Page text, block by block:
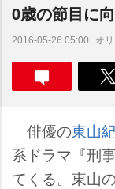
0歳の節目に
2016-05-26 05:00 オ
俳優の東山
系ドラマ『刑
てくる。東山の